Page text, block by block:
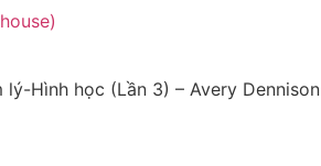
lý-Hình học (Lần 3) – Avery Dennison